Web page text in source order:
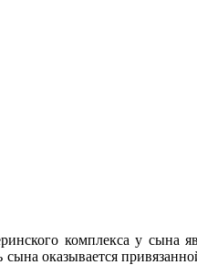
комплекса у сына
оказывается